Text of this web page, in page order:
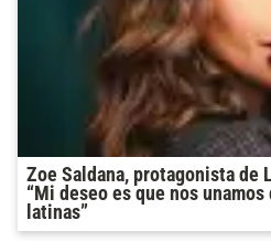
Zoe Saldana, protagonista de
“Mi deseo es que nos
latinas”